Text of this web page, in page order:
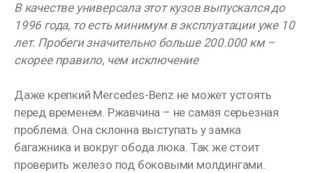
В качестве универсала этот кузов выпускался до
1996 года, то есть минимум в эксплуатации уже 10
лет. Пробеги значительно больше 200.000 км –
скорее правило, чем исключение
Даже крепкий Mercedes-Benz не может устоять
перед временем. Ржавчина – не самая серьезная
проблема. Она склонна выступать у замка
багажника и вокруг обода люка. Так же стоит
проверить железо под боковыми молдингами.